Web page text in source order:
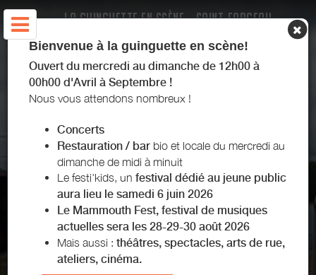
LA GUINGUETTE EN SCÈNE - SAINT-FARGEAU -
Bienvenue à la guinguette en scène!
Ouvert du mercredi au dimanche de 12h00 à
00h00 d'Avril à Septembre !
Nous vous attendons nombreux !
Concerts
Restauration / bar bio et locale du mercredi au
dimanche de midi à minuit
Le festi'kids, un festival dédié au jeune public
aura lieu le samedi 6 juin 2026
Le Mammouth Fest, festival de musiques
actuelles sera les 28-29-30 août 2026
Mais aussi : théâtres, spectacles, arts de rue,
ateliers, cinéma.